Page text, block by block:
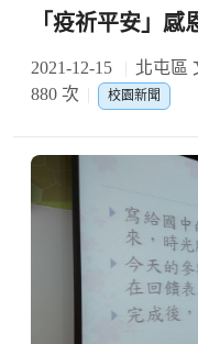
「疫祈平安」感
2021-12-15 北屯區
880 次
校園新聞